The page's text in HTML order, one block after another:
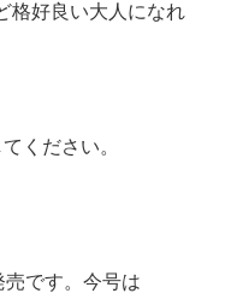
格好良い大人になれ
ください。
です。今号は